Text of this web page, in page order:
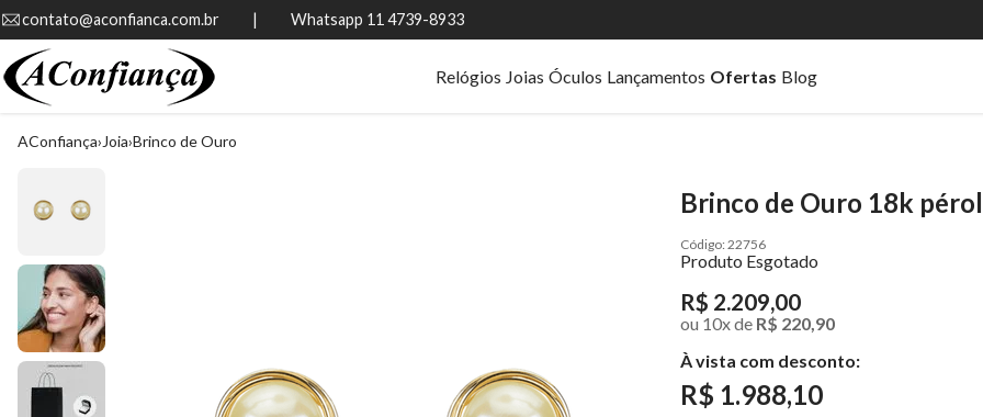
contato@aconfianca.com.br          |          Whatsapp 11 4739-8933
Relógios Joias Óculos Lançamentos Ofertas Blog
AConfiança Joia Brinco de Ouro
Brinco de Ouro 18k
22756
Produto Esgotado
R$ 2.209,00
ou 10xde R$ 220,90
À vista com desconto:
R$ 1.988,10